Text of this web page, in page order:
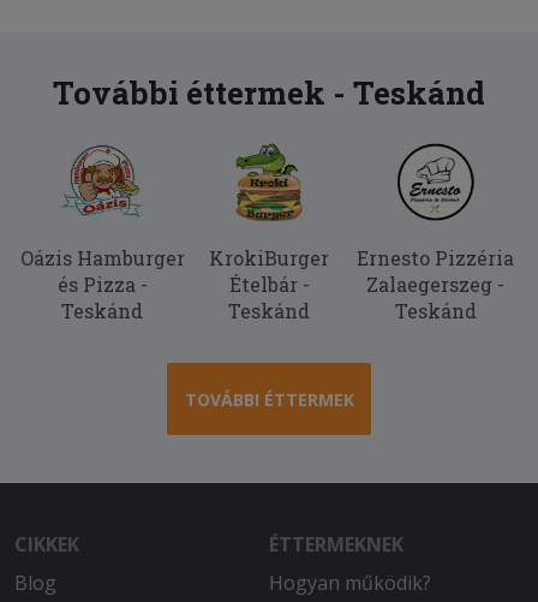
További éttermek - Teskánd
Oázis Hamburger
és Pizza -
Teskánd
KrokiBurger
Ételbár -
Teskánd
Ernesto Pizzéria
Zalaegerszeg -
Teskánd
TOVÁBBI ÉTTERMEK
CIKKEK
Blog
ÉTTERMEKNEK
Hogyan működik?